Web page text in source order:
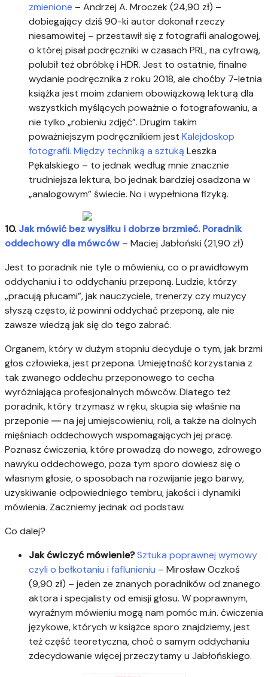
zmienione – Andrzej A. Mroczek (24,90 zł) –
dobiegający dziś 90-ki autor dokonał rzeczy
niesamowitej – przestawił się z fotografii analogowej,
o której pisał podręczniki w czasach PRL, na cyfrową,
polubił też obróbkę i HDR. Jest to ostatnie, finalne
wydanie podręcznika z roku 2018, ale choćby 7-letnia
książka jest moim zdaniem obowiązkową lekturą dla
wszystkich myślących poważnie o fotografowaniu, a
nie tylko „robieniu zdjęć”. Drugim takim
poważniejszym podręcznikiem jest Kalejdoskop
fotografii. Między techniką a sztuką Leszka
Pękalskiego – to jednak według mnie znacznie
trudniejsza lektura, bo jednak bardziej osadzona w
„analogowym” świecie. No i wypełniona fizyką.
10.Jak mówić bez wysiłku i dobrze brzmieć. Poradnik
oddechowy dla mówców – Maciej Jabłoński (21,90 zł)
Jest to poradnik nie tyle o mówieniu, co o prawidłowym
oddychaniu i to oddychaniu przeponą. Ludzie, którzy
„pracują płucami”, jak nauczyciele, trenerzy czy muzycy
słyszą często, iż powinni oddychać przeponą, ale nie
zawsze wiedzą jak się do tego zabrać.
Organem, który w dużym stopniu decyduje o tym, jak brzmi
głos człowieka, jest przepona. Umiejętność korzystania z
tak zwanego oddechu przeponowego to cecha
wyróżniająca profesjonalnych mówców. Dlatego też
poradnik, który trzymasz w ręku, skupia się właśnie na
przeponie ― na jej umiejscowieniu, roli, a także na dolnych
mięśniach oddechowych wspomagających jej pracę.
Poznasz ćwiczenia, które prowadzą do nowego, zdrowego
nawyku oddechowego, poza tym sporo dowiesz się o
własnym głosie, o sposobach na rozwijanie jego barwy,
uzyskiwanie odpowiedniego tembru, jakości i dynamiki
mówienia. Zaczniemy jednak od podstaw.
Co dalej?
Jak ćwiczyć mówienie?Sztuka poprawnej wymowy
czyli o bełkotaniu i faflunieniu – Mirosław Oczkoś
(9,90 zł) – jeden ze znanych poradników od znanego
aktora i specjalisty od emisji głosu. W poprawnym,
wyraźnym mówieniu mogą nam pomóc m.in. ćwiczenia
językowe, których w książce sporo znajdziemy, jest
też część teoretyczna, choć o samym oddychaniu
zdecydowanie więcej przeczytamy u Jabłońskiego.